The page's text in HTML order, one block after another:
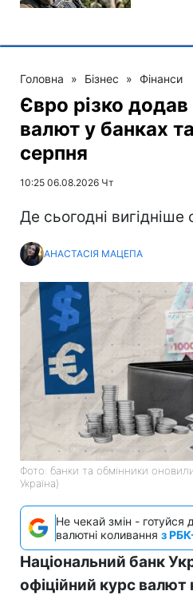
Головна » Бізнес » Фінанси
Євро різко додав
валют у банках
серпня
10:25 06.08.2026 Чт
Де сьогодні вигідніше
АНАСТАСІЯ МАЦЕПА
Фото: банки та обмінники
Україна)
Не чекай змін - готуйся
валютні коливання з
Національний банк
офіційний курс